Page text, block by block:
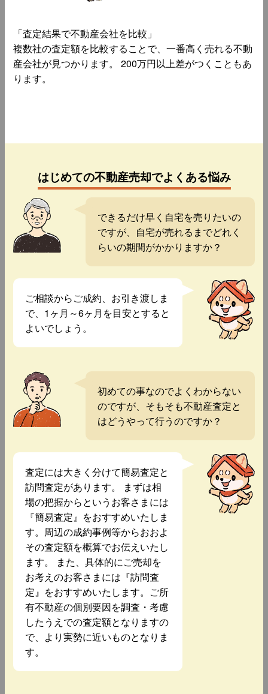
「査定結果で不動産会社を比較」
複数社の査定額を比較することで、一番高く売れる不動
産会社が見つかります。 200万円以上差がつくこともあ
ります。
はじめての不動産売却でよくある悩み
できるだけ早く自宅を売りたいの
ですが、自宅が売れるまでどれく
らいの期間がかかりますか？
ご相談からご成約、お引き渡しま
で、1ヶ月～6ヶ月を目安とすると
よいでしょう。
初めての事なのでよくわからない
のですが、そもそも不動産査定と
はどうやって行うのですか？
査定には大きく分けて簡易査定と
訪問査定があります。 まずは相
場の把握からというお客さまには
『簡易査定』をおすすめいたしま
す。周辺の成約事例等からおおよ
その査定額を概算でお伝えいたし
ます。 また、具体的にご売却を
お考えのお客さまには『訪問査
定』をおすすめいたします。ご所
有不動産の個別要因を調査・考慮
したうえでの査定額となりますの
で、より実勢に近いものとなりま
す。